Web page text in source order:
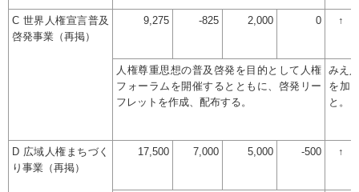
C 世界人権宣言普及
啓発事業（再掲）
9,275 -825 2,000 0 ↑
人権尊重思想の普及啓発を目的として人権
フォーラムを開催するとともに、啓発リー
フレットを作成、配布する。
みえ
を加
と。
D 広域人権まちづく
り事業（再掲）
17,500 7,000 5,000 -500 ↑